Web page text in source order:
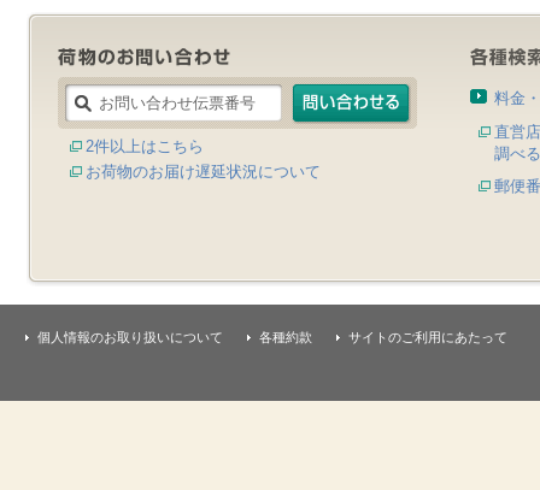
2件以上はこちら
お荷物のお届け遅延状況について
料金
直営
調べる
郵便
個人情報のお取り扱いについて 各種約款 サイトのご利用にあたって